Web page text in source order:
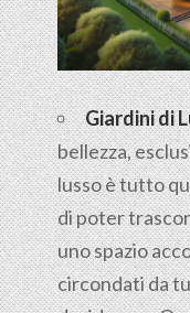
Giardini di
bellezza,
lusso è tutto
di poter
uno spazio
circondati da